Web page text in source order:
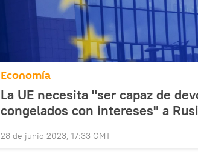
Economía
La UE necesita "ser capaz de
congelados con intereses" a
28 de junio 2023, 17:33 GMT